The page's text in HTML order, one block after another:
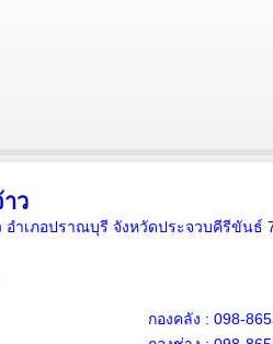
ว
ำเภอปราณบุรี จังหวัดประจวบคีรีขันธ์
กองคลัง : 098-